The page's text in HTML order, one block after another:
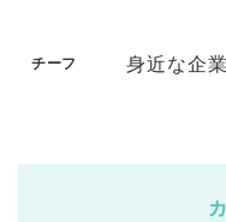
チーフ 身近な企